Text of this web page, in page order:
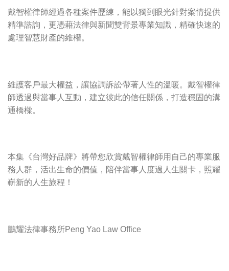
戴智權律師經過各種案件歷練，能以獨到眼光針對案情提供
精準諮詢，更憑藉法律與新聞雙背景專業知識，精確快速的
處理智慧財產的維權。
維護客戶最大權益，讓協調訴訟帶著人性的溫暖。戴智權律
師透過與當事人互動，建立彼此的信任關係，打造穩固的溝
通橋樑。
本集《台灣好品牌》將帶您欣賞戴智權律師用自己的專業服
務人群，活出生命的價值，陪伴當事人度過人生關卡，照耀
嶄新的人生旅程！
鵬耀法律事務所Peng Yao Law Office